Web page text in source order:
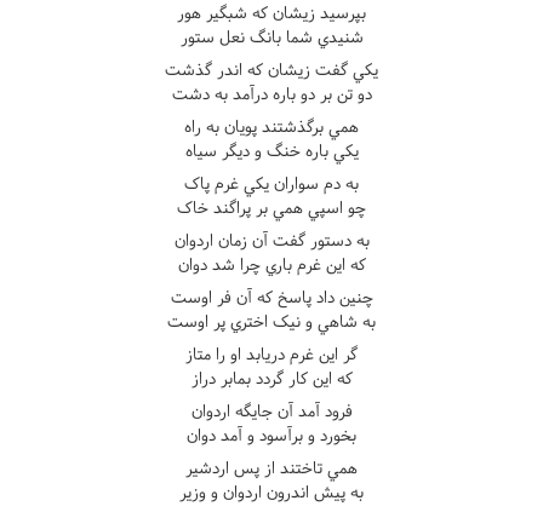
بپرسيد زيشان که شبگير هور
شنيدي شما بانگ نعل ستور
يکي گفت زيشان که اندر گذشت
دو تن بر دو باره درآمد به دشت
همي برگذشتند پويان به راه
يکي باره خنگ و ديگر سياه
به دم سواران يکي غرم پاک
چو اسپي همي بر پراگند خاک
به دستور گفت آن زمان اردوان
که اين غرم باري چرا شد دوان
چنين داد پاسخ که آن فر اوست
به شاهي و نيک اختري پر اوست
گر اين غرم دريابد او را متاز
که اين کار گردد بمابر دراز
فرود آمد آن جايگه اردوان
بخورد و برآسود و آمد دوان
همي تاختند از پس اردشير
به پيش اندرون اردوان و وزير